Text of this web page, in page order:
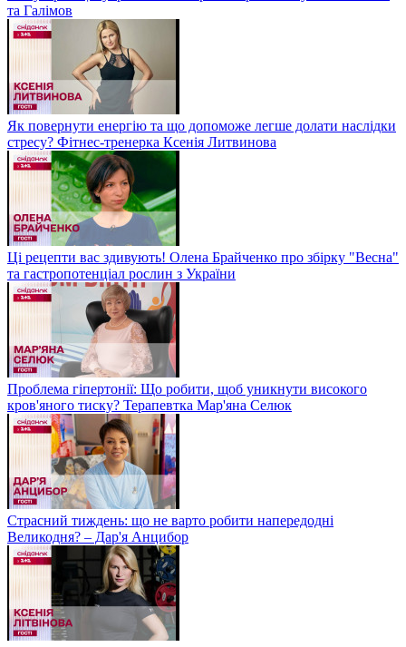
та Галімов
Як повернути енергію та що допоможе легше долати наслідки
стресу? Фітнес-тренерка Ксенія Литвинова
Ці рецепти вас здивують! Олена Брайченко про збірку "Весна"
та гастропотенціал рослин з України
Проблема гіпертонії: Що робити, щоб уникнути високого
кров'яного тиску? Терапевтка Мар'яна Селюк
Страсний тиждень: що не варто робити напередодні
Великодня? – Дар'я Анцибор